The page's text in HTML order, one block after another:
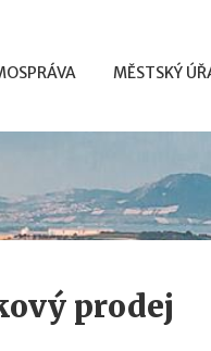
MĚSTSKÝ
prodej